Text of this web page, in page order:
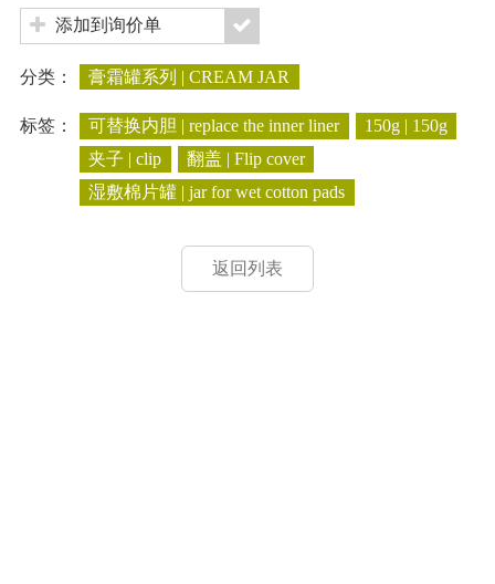
添加到询价单
分类： 膏霜罐系列 | CREAM JAR
标签： 可替换内胆 | replace the inner liner
150g | 150g
夹子 | clip
翻盖 | Flip cover
湿敷棉片罐 | jar for wet cotton pads
返回列表